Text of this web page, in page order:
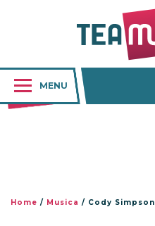
MENU
Home / Musica / Cody Simpson: